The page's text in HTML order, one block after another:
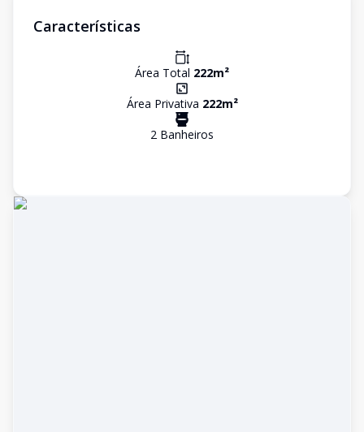
Características
Área Total 222m²
Área Privativa 222m²
2 Banheiros